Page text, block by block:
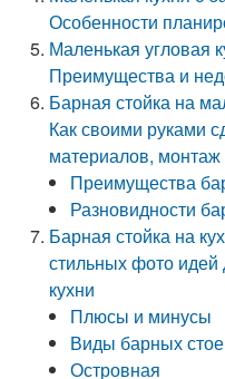
Особенности
Маленькая угловая
Преимущества и
Барная стойка на
Как своими руками
материалов, монтаж
Преимущества
Разновидности
Барная стойка на
стильных фото идей
кухни
Плюсы и минусы
Виды барных
Островная